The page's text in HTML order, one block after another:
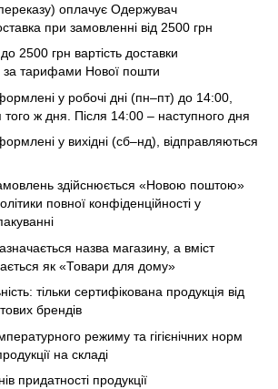
оплачує Одержувач
при замовленні від 2500 грн
2500 грн вартість доставки
за тарифами Нової пошти
у робочі дні (пн–пт) до 14:00,
того ж дня. Після 14:00 – наступного дня
у вихідні (сб–нд), відправляються
здійснюється «Новою поштою»
повної конфіденційності у
назва магазину, а вміст
як «Товари для дому»
тільки сертифікована продукція від
брендів
режиму та гігієнічних норм
на складі
придатності продукції